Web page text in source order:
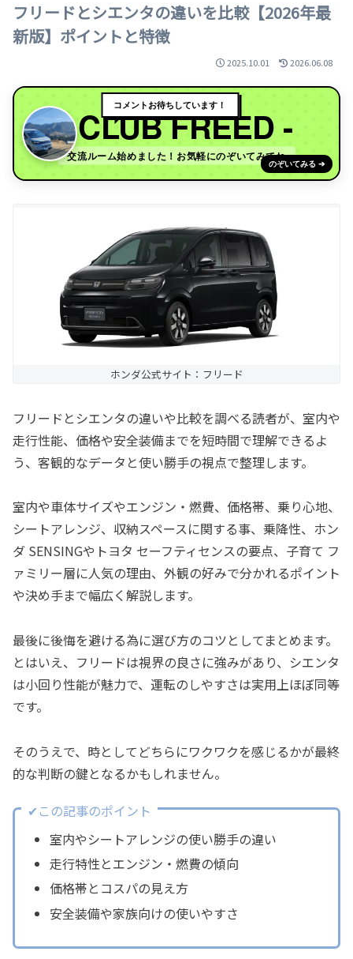
フリードとシエンタの違いを比較【2026年最
新版】ポイントと特徴
2025.10.01 2026.06.08
コメントお待ちしています！
- CLUB FREED -
交流ルーム始めました！お気軽にのぞいてみてね
のぞいてみる ➔
ホンダ公式サイト：フリード
フリードとシエンタの違いや比較を調べる読者が、室内や
走行性能、価格や安全装備までを短時間で理解できるよ
う、客観的なデータと使い勝手の視点で整理します。
室内や車体サイズやエンジン・燃費、価格帯、乗り心地、
シートアレンジ、収納スペースに関する事、乗降性、ホン
ダ SENSINGやトヨタ セーフティセンスの要点、子育て フ
ァミリー層に人気の理由、外観の好みで分かれるポイント
や決め手まで幅広く解説します。
最後に後悔を避ける為に選び方のコツとしてまとめます。
とはいえ、フリードは視界の良さに強みがあり、シエンタ
は小回り性能が魅力で、運転のしやすさは実用上ほぼ同等
です。
そのうえで、時としてどちらにワクワクを感じるかが最終
的な判断の鍵となるかもしれません。
✔この記事のポイント
室内やシートアレンジの使い勝手の違い
走行特性とエンジン・燃費の傾向
価格帯とコスパの見え方
安全装備や家族向けの使いやすさ